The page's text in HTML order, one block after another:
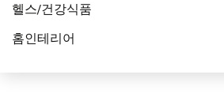
헬스/건강식품
홈인테리어